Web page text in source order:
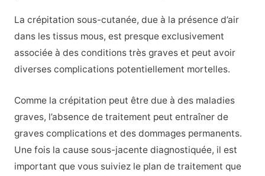
La crépitation sous-cutanée, due à la présence d’air
dans les tissus mous, est presque exclusivement
associée à des conditions très graves et peut avoir
diverses complications potentiellement mortelles.
Comme la crépitation peut être due à des maladies
graves, l’absence de traitement peut entraîner de
graves complications et des dommages permanents.
Une fois la cause sous-jacente diagnostiquée, il est
important que vous suiviez le plan de traitement que